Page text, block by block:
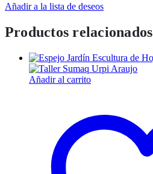
Añadir a la lista de deseos
Productos relacionados
Añadir al carrito